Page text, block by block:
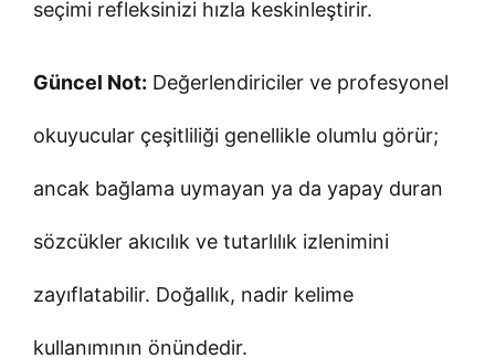
seçimi refleksinizi hızla keskinleştirir.
Güncel Not: Değerlendiriciler ve profesyonel
okuyucular çeşitliliği genellikle olumlu görür;
ancak bağlama uymayan ya da yapay duran
sözcükler akıcılık ve tutarlılık izlenimini
zayıflatabilir. Doğallık, nadir kelime
kullanımının önündedir.